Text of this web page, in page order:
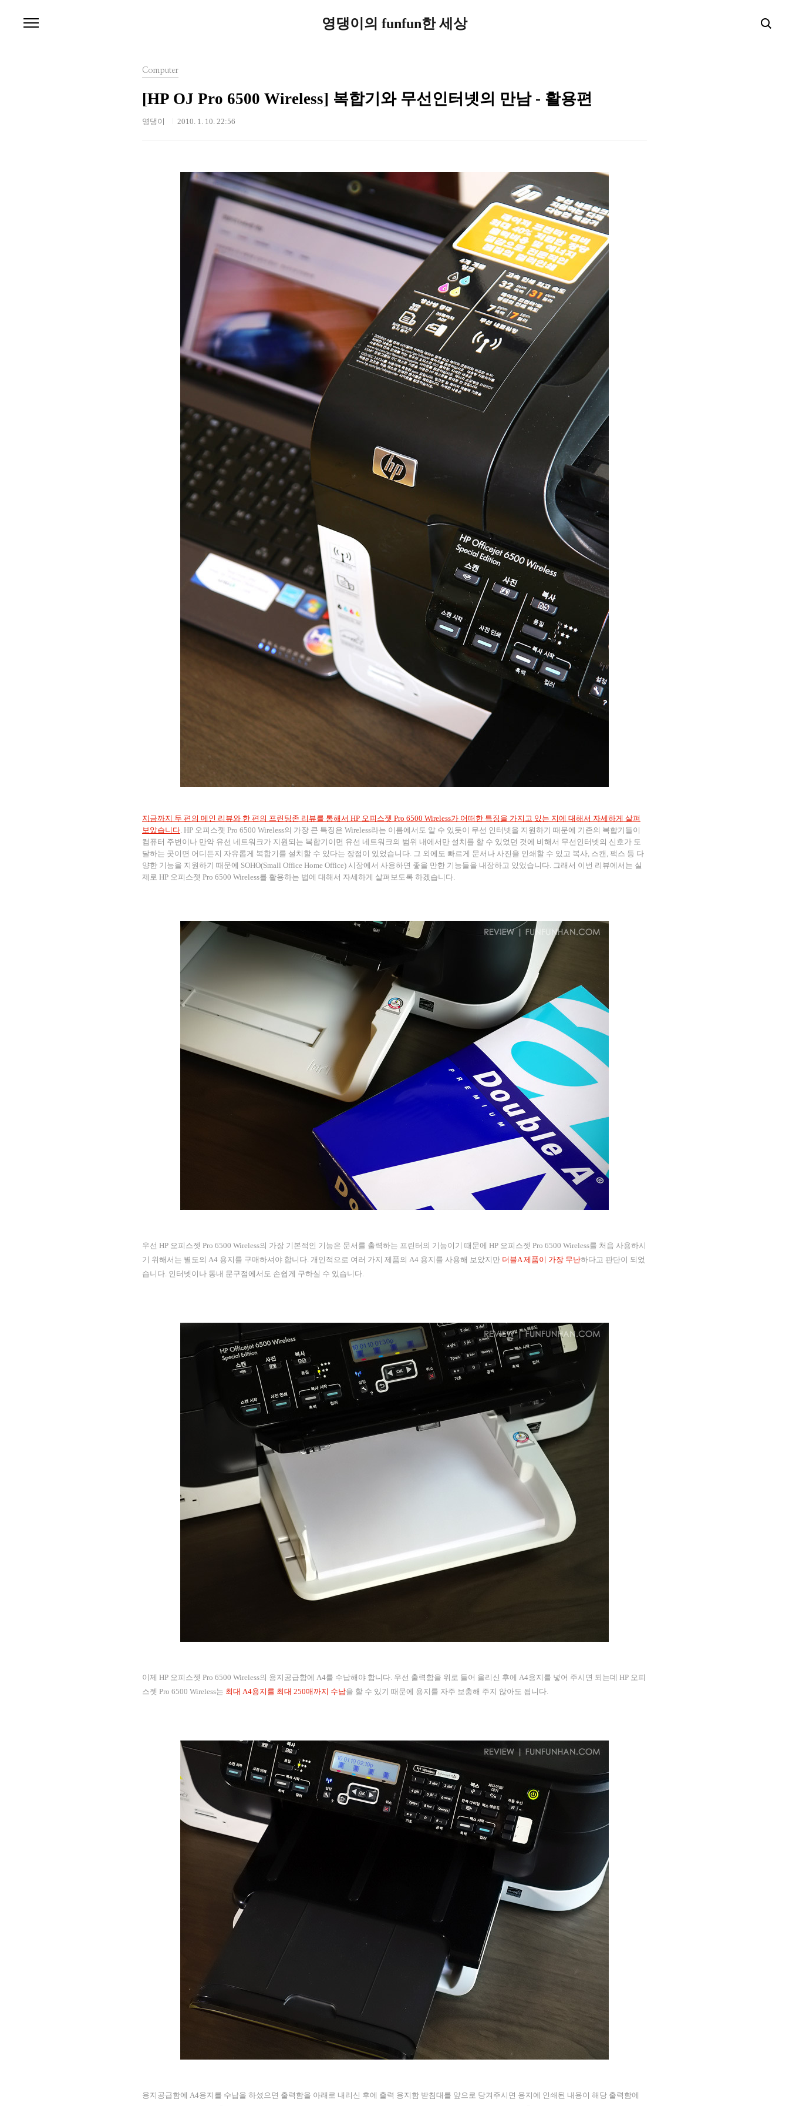
영댕이의 funfun한 세상
Computer
[HP OJ Pro 6500 Wireless] 복합기와 무선인터넷의 만남 - 활용편
영댕이 2010. 1. 10. 22:56
지금까지 두 편의 메인 리뷰와 한 편의 프린팅존 리뷰를 통해서 HP 오피스젯 Pro 6500 Wireless가 어떠한 특징을 가지고 있는 지에 대해서 자세하게 살펴
보았습니다. HP 오피스젯 Pro 6500 Wireless의 가장 큰 특징은 Wireless라는 이름에서도 알 수 있듯이 무선 인터넷을 지원하기 때문에 기존의 복합기들이
컴퓨터 주변이나 만약 유선 네트워크가 지원되는 복합기이면 유선 네트워크의 범위 내에서만 설치를 할 수 있었던 것에 비해서 무선인터넷의 신호가 도
달하는 곳이면 어디든지 자유롭게 복합기를 설치할 수 있다는 장점이 있었습니다. 그 외에도 빠르게 문서나 사진을 인쇄할 수 있고 복사, 스캔, 팩스 등 다
양한 기능을 지원하기 때문에 SOHO(Small Office Home Office) 시장에서 사용하면 좋을 만한 기능들을 내장하고 있었습니다. 그래서 이번 리뷰에서는 실
제로 HP 오피스젯 Pro 6500 Wireless를 활용하는 법에 대해서 자세하게 살펴보도록 하겠습니다.
우선 HP 오피스젯 Pro 6500 Wireless의 가장 기본적인 기능은 문서를 출력하는 프린터의 기능이기 때문에 HP 오피스젯 Pro 6500 Wireless를 처음 사용하시
기 위해서는 별도의 A4 용지를 구매하셔야 합니다. 개인적으로 여러 가지 제품의 A4 용지를 사용해 보았지만 더블A 제품이 가장 무난하다고 판단이 되었
습니다. 인터넷이나 동내 문구점에서도 손쉽게 구하실 수 있습니다.
이제 HP 오피스젯 Pro 6500 Wireless의 용지공급함에 A4를 수납해야 합니다. 우선 출력함을 위로 들어 올리신 후에 A4용지를 넣어 주시면 되는데 HP 오피
스젯 Pro 6500 Wireless는 최대 A4용지를 최대 250매까지 수납을 할 수 있기 때문에 용지를 자주 보충해 주지 않아도 됩니다.
용지공급함에 A4용지를 수납을 하셨으면 출력함을 아래로 내리신 후에 출력 용지함 받침대를 앞으로 당겨주시면 용지에 인쇄된 내용이 해당 출력함에